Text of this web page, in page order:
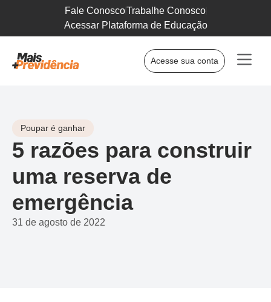
Fale ConoscoTrabalhe Conosco
Acessar Plataforma de Educação
Acesse sua conta
Poupar é ganhar
5 razões para construir
uma reserva de
emergência
31 de agosto de 2022